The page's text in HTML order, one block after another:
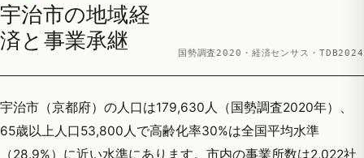
宇治市の地域経
済と事業承継
国勢調査2020・経済センサス・TDB2024
宇治市（京都府）の人口は179,630人（国勢調査2020年）、
65歳以上人口53,800人で高齢化率30%は全国平均水準
（28.9%）に近い水準にあります。市内の事業所数は2,022社